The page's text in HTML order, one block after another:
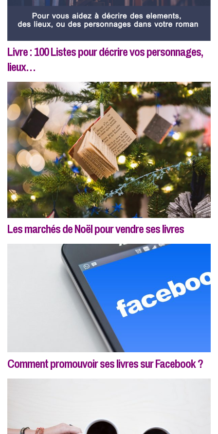
Livre : 100 Listes pour décrire vos personnages,
lieux…
Les marchés de Noël pour vendre ses livres
Comment promouvoir ses livres sur Facebook ?